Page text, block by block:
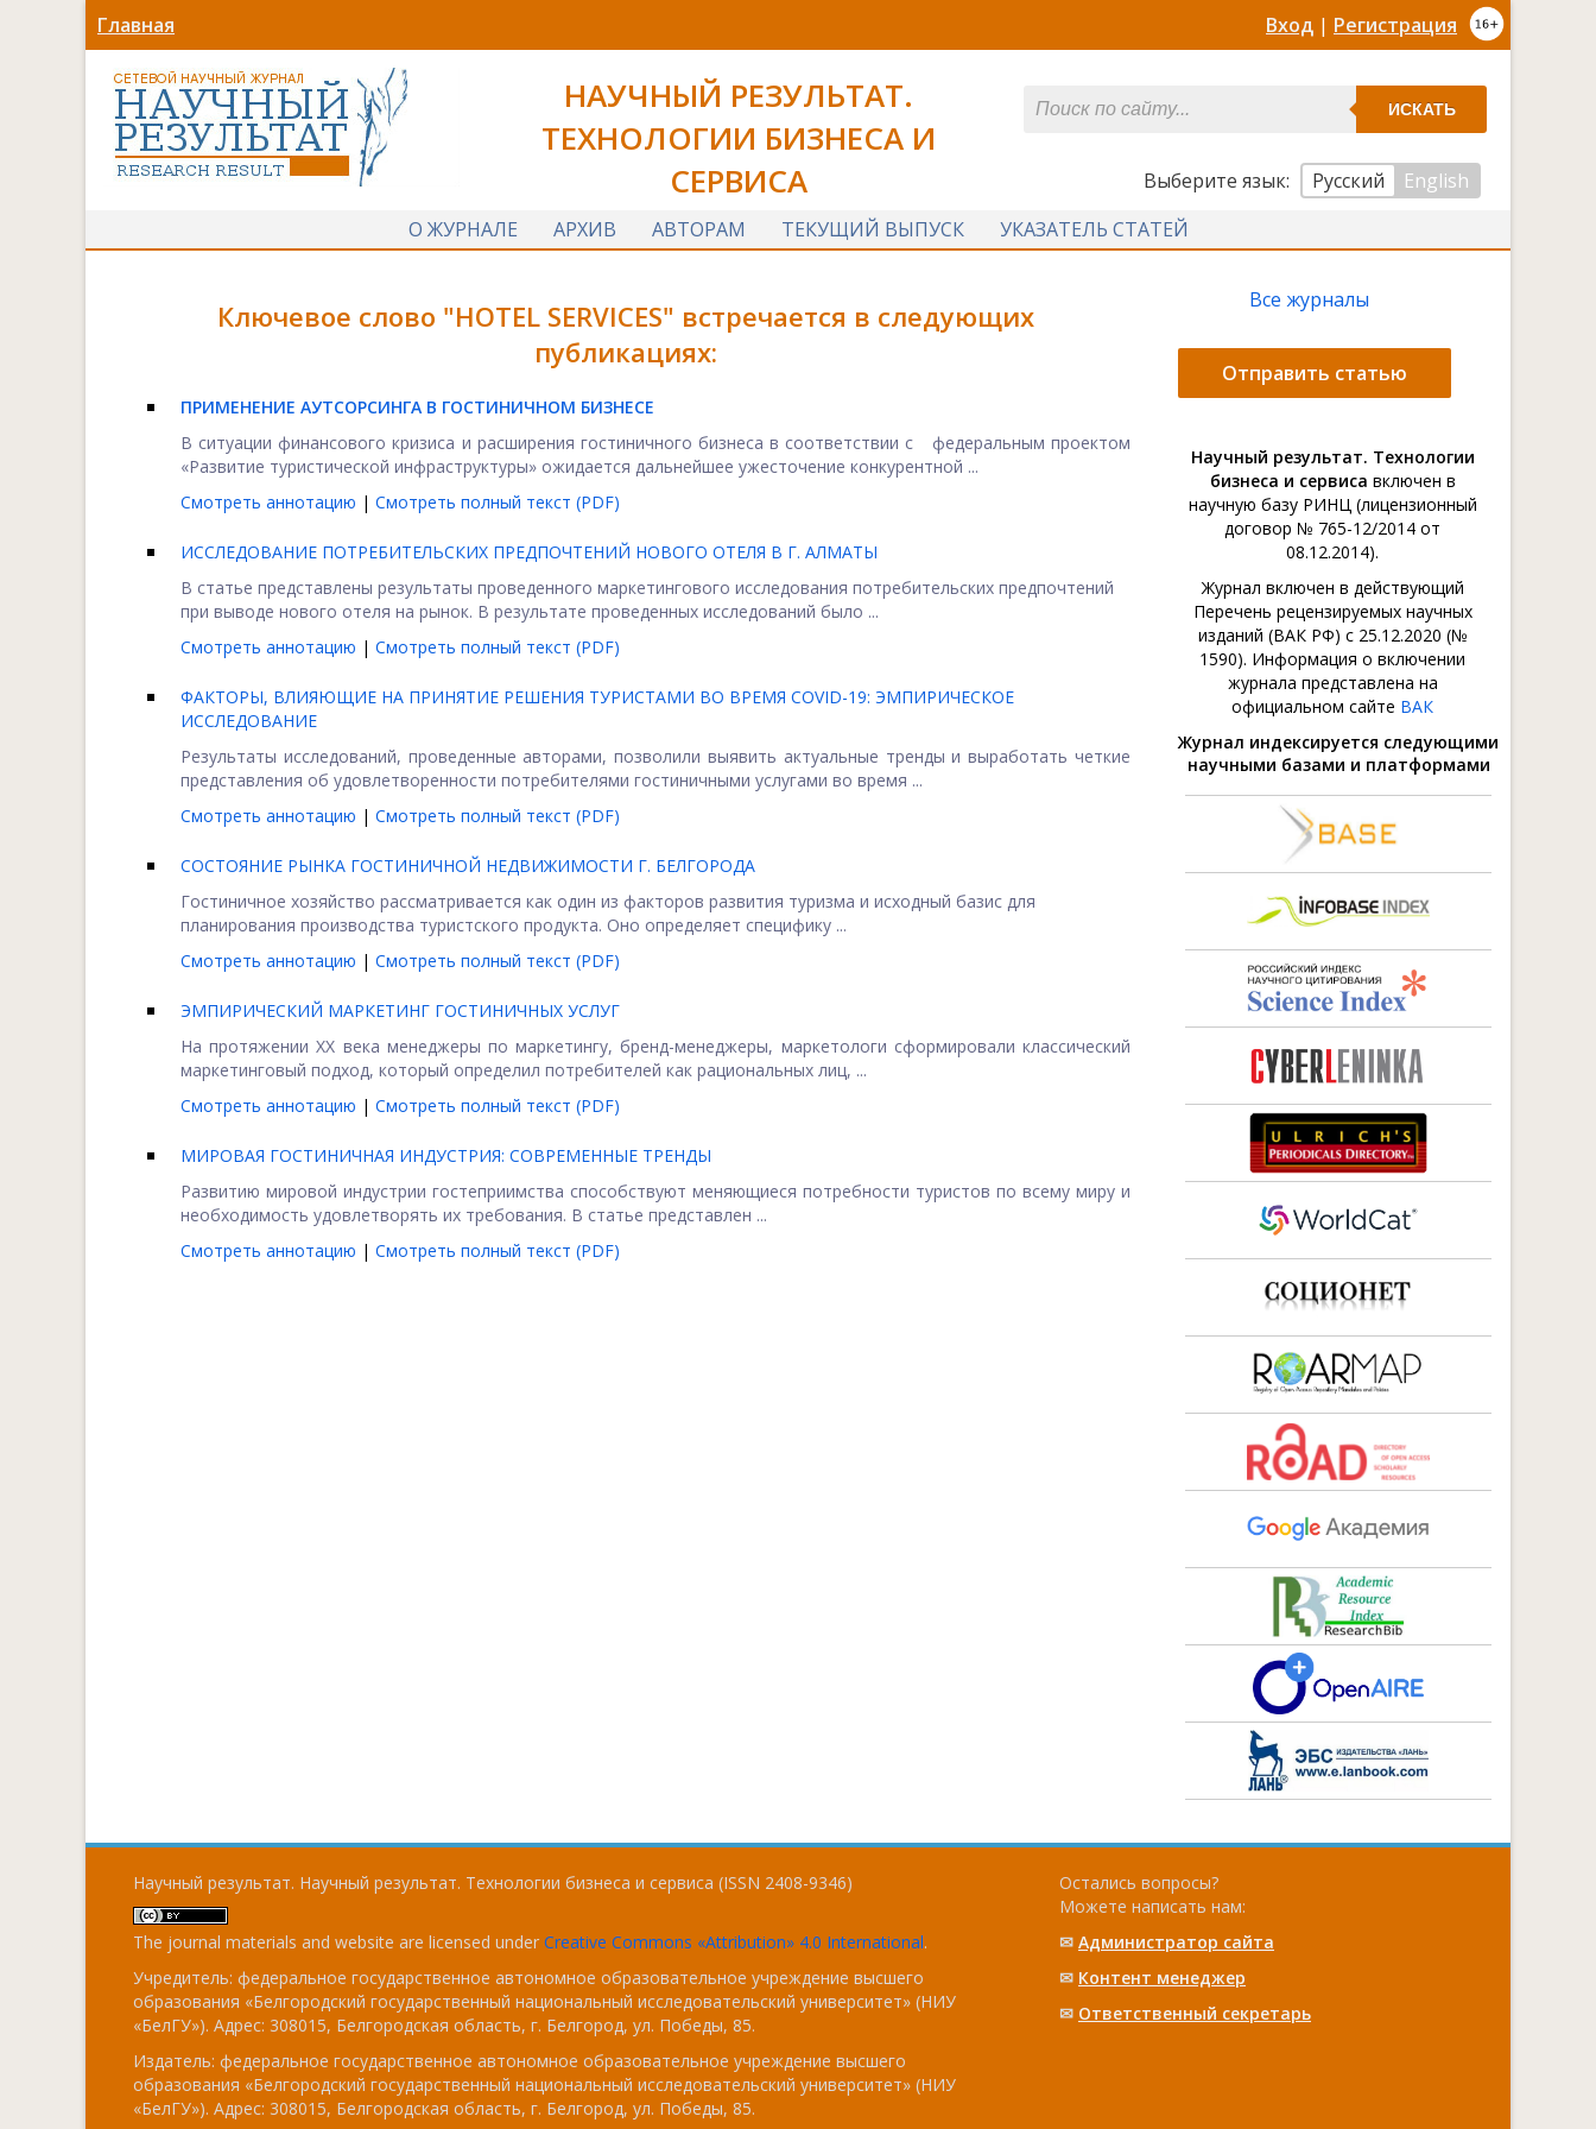
Главная Вход | Регистрация
НАУЧНЫЙ РЕЗУЛЬТАТ.
ТЕХНОЛОГИИ БИЗНЕСА И
СЕРВИСА
ИСКАТЬ
Выберите язык: Русский
English
О ЖУРНАЛЕ
АРХИВ АВТОРАМ ТЕКУЩИЙ ВЫПУСК УКАЗАТЕЛЬ СТАТЕЙ
Ключевое слово "HOTEL SERVICES" встречается в следующих
публикациях:
ПРИМЕНЕНИЕ АУТСОРСИНГА В ГОСТИНИЧНОМ БИЗНЕСЕ
В ситуации финансового кризиса и расширения гостиничного бизнеса в соответствии с федеральным проектом
«Развитие туристической инфраструктуры» ожидается дальнейшее ужесточение конкурентной ...
Смотреть аннотацию | Смотреть полный текст (PDF)
ИССЛЕДОВАНИЕ ПОТРЕБИТЕЛЬСКИХ ПРЕДПОЧТЕНИЙ НОВОГО ОТЕЛЯ В Г. АЛМАТЫ
В статье представлены результаты проведенного маркетингового исследования потребительских предпочтений
при выводе нового отеля на рынок. В результате проведенных исследований было ...
Смотреть аннотацию | Смотреть полный текст (PDF)
ФАКТОРЫ, ВЛИЯЮЩИЕ НА ПРИНЯТИЕ РЕШЕНИЯ ТУРИСТАМИ ВО ВРЕМЯ COVID-19: ЭМПИРИЧЕСКОЕ
ИССЛЕДОВАНИЕ
Результаты исследований, проведенные авторами, позволили выявить актуальные тренды и выработать четкие
представления об удовлетворенности потребителями гостиничными услугами во время ...
Смотреть аннотацию | Смотреть полный текст (PDF)
СОСТОЯНИЕ РЫНКА ГОСТИНИЧНОЙ НЕДВИЖИМОСТИ Г. БЕЛГОРОДА
Гостиничное хозяйство рассматривается как один из факторов развития туризма и исходный базис для
планирования производства туристского продукта. Оно определяет специфику ...
Смотреть аннотацию | Смотреть полный текст (PDF)
ЭМПИРИЧЕСКИЙ МАРКЕТИНГ ГОСТИНИЧНЫХ УСЛУГ
На протяжении XX века менеджеры по маркетингу, бренд-менеджеры, маркетологи сформировали классический
маркетинговый подход, который определил потребителей как рациональных лиц, ...
Смотреть аннотацию | Смотреть полный текст (PDF)
МИРОВАЯ ГОСТИНИЧНАЯ ИНДУСТРИЯ: СОВРЕМЕННЫЕ ТРЕНДЫ
Развитию мировой индустрии гостеприимства способствуют меняющиеся потребности туристов по всему миру и
необходимость удовлетворять их требования. В статье представлен ...
Смотреть аннотацию | Смотреть полный текст (PDF)
Все журналы
Отправить статью
Научный результат. Технологии
бизнеса и сервиса включен в
научную базу РИНЦ (лицензионный
договор № 765-12/2014 от
08.12.2014).
Журнал включен в действующий
Перечень рецензируемых научных
изданий (ВАК РФ) с 25.12.2020 (№
1590). Информация о включении
журнала представлена на
официальном сайте ВАК
Журнал индексируется следующими
научными базами и платформами
Научный результат. Научный результат. Технологии бизнеса и сервиса (ISSN 2408-9346)
The journal materials and website are licensed under Creative Commons «Attribution» 4.0 International.
Учредитель: федеральное государственное автономное образовательное учреждение высшего
образования «Белгородский государственный национальный исследовательский университет» (НИУ
«БелГУ»). Адрес: 308015, Белгородская область, г. Белгород, ул. Победы, 85.
Издатель: федеральное государственное автономное образовательное учреждение высшего
образования «Белгородский государственный национальный исследовательский университет» (НИУ
«БелГУ»). Адрес: 308015, Белгородская область, г. Белгород, ул. Победы, 85.
Остались вопросы?
Можете написать нам:
✉ Администратор сайта
✉ Контент менеджер
✉ Ответственный cекретарь